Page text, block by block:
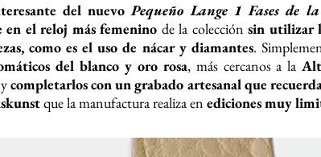
del nuevoPequeño Lange 1 Fases de
en el reloj más femenino de la colecciónsin utilizar
como es el uso de nácar y diamantes.
del blanco y oro rosa, más cercanos a la
ycompletarlos con un grabado artesanal que
que la manufactura realiza en ediciones muy